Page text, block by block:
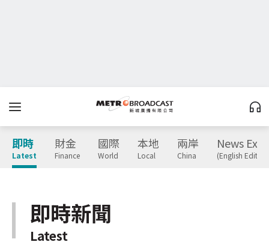
即時
Latest
財金
Finance
國際
World
本地
Local
兩岸
China
News
(English
即時新聞
Latest